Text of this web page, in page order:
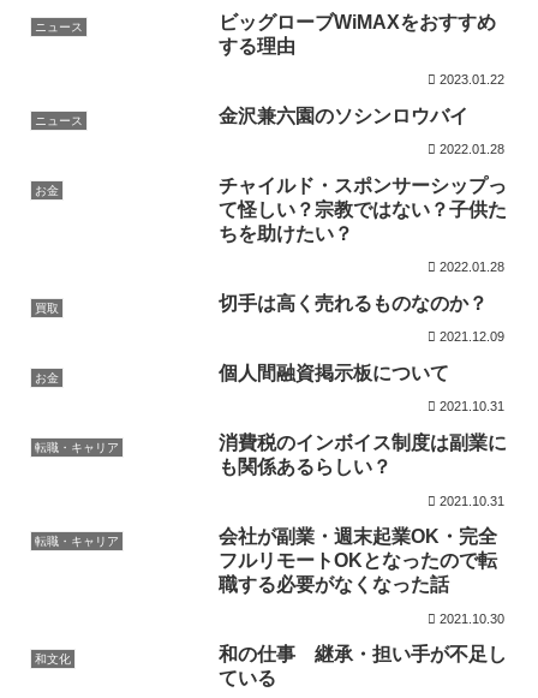
ニュース
ビッグローブWiMAXをおすすめ
する理由
2023.01.22
ニュース 金沢兼六園のソシンロウバイ
2022.01.28
お金
チャイルド・スポンサーシップっ
て怪しい？宗教ではない？子供た
ちを助けたい？
2022.01.28
買取 切手は高く売れるものなのか？
2021.12.09
お金 個人間融資掲示板について
2021.10.31
転職・キャリア
消費税のインボイス制度は副業に
も関係あるらしい？
2021.10.31
転職・キャリア
会社が副業・週末起業OK・完全
フルリモートOKとなったので転
職する必要がなくなった話
2021.10.30
和文化
和の仕事 継承・担い手が不足し
ている